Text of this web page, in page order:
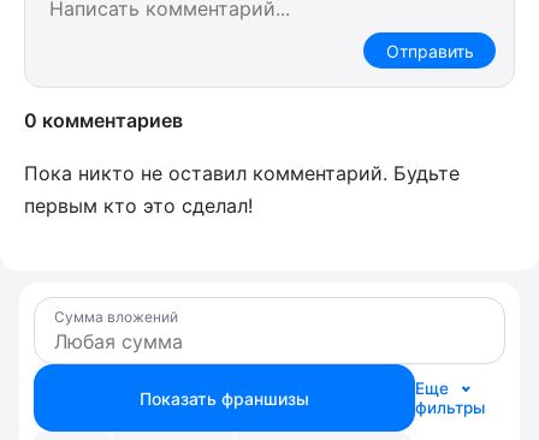
Отправить
0 комментариев
Пока никто не оставил комментарий. Будьте
первым кто это сделал!
Сумма вложений
Показать франшизы
Еще
фильтры